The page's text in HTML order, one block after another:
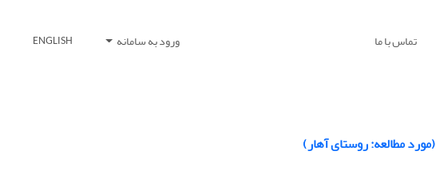
تماس با ما ورود به سامانه ENGLISH
مطالعه: روستای آهار)